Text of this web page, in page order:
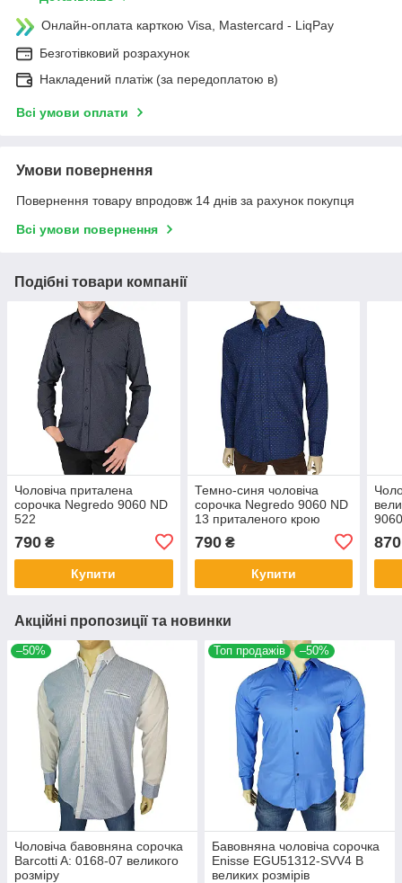
Онлайн-оплата карткою Visa, Mastercard - LiqPay
Безготівковий розрахунок
Накладений платіж (за передоплатою в)
Всі умови оплати
Умови повернення
Повернення товару впродовж 14 днів за рахунок покупця
Всі умови повернення
Подібні товари компанії
Чоловіча приталена
сорочка Negredo 9060 ND
522
790 ₴
Купити
Темно-синя чоловіча
сорочка Negredo 9060 ND
13 приталеного крою
790₴
Купити
870
Акційні пропозиції та новинки
–50%
Чоловіча бавовняна сорочка
Barcotti A: 0168-07 великого
розміру
Топ продажів –50%
Бавовняна чоловіча сорочка
Еnisse EGU51312-SVV4 B
великих розмірів